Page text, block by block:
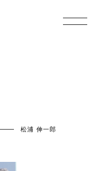
松浦 伸一郎